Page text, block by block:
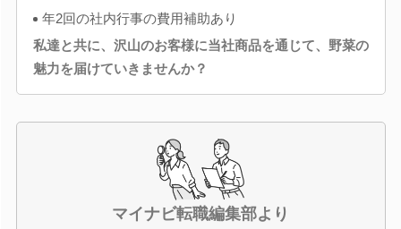
年2回の社内行事の費用補助あり
私達と共に、沢山のお客様に当社商品を通じて、野菜の
魅力を届けていきませんか？
マイナビ転職編集部より